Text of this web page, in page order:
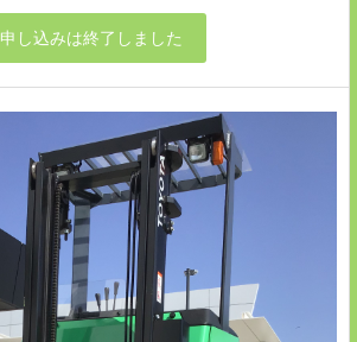
申し込みは終了しました